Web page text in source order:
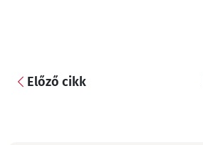
Előző cikk